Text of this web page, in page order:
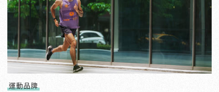
運動品牌